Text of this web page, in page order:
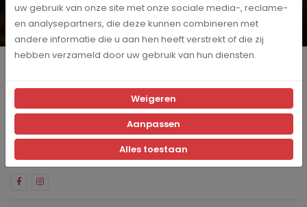
Inschrijven
Ja, ik schrijf me in voor de maandelijkse marketingpromoties
Volg ons op social media en blijf op de hoogte van de laatste
nieuwtjes en updates!
uw gebruik van onze site met onze sociale media-, reclame-
en analysepartners, die deze kunnen combineren met
andere informatie die u aan hen heeft verstrekt of die zij
hebben verzameld door uw gebruik van hun diensten.
Weigeren
Aanpassen
Alles toestaan